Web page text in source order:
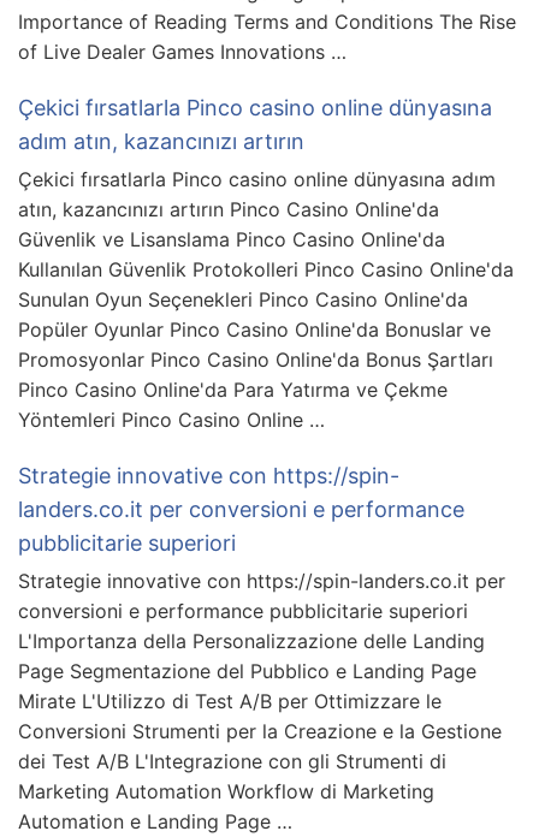
Importance of Reading Terms and Conditions The Rise
of Live Dealer Games Innovations …
Çekici fırsatlarla Pinco casino online dünyasına
adım atın, kazancınızı artırın
Çekici fırsatlarla Pinco casino online dünyasına adım
atın, kazancınızı artırın Pinco Casino Online'da
Güvenlik ve Lisanslama Pinco Casino Online'da
Kullanılan Güvenlik Protokolleri Pinco Casino Online'da
Sunulan Oyun Seçenekleri Pinco Casino Online'da
Popüler Oyunlar Pinco Casino Online'da Bonuslar ve
Promosyonlar Pinco Casino Online'da Bonus Şartları
Pinco Casino Online'da Para Yatırma ve Çekme
Yöntemleri Pinco Casino Online …
Strategie innovative con https://spin-
landers.co.it per conversioni e performance
pubblicitarie superiori
Strategie innovative con https://spin-landers.co.it per
conversioni e performance pubblicitarie superiori
L'Importanza della Personalizzazione delle Landing
Page Segmentazione del Pubblico e Landing Page
Mirate L'Utilizzo di Test A/B per Ottimizzare le
Conversioni Strumenti per la Creazione e la Gestione
dei Test A/B L'Integrazione con gli Strumenti di
Marketing Automation Workflow di Marketing
Automation e Landing Page …